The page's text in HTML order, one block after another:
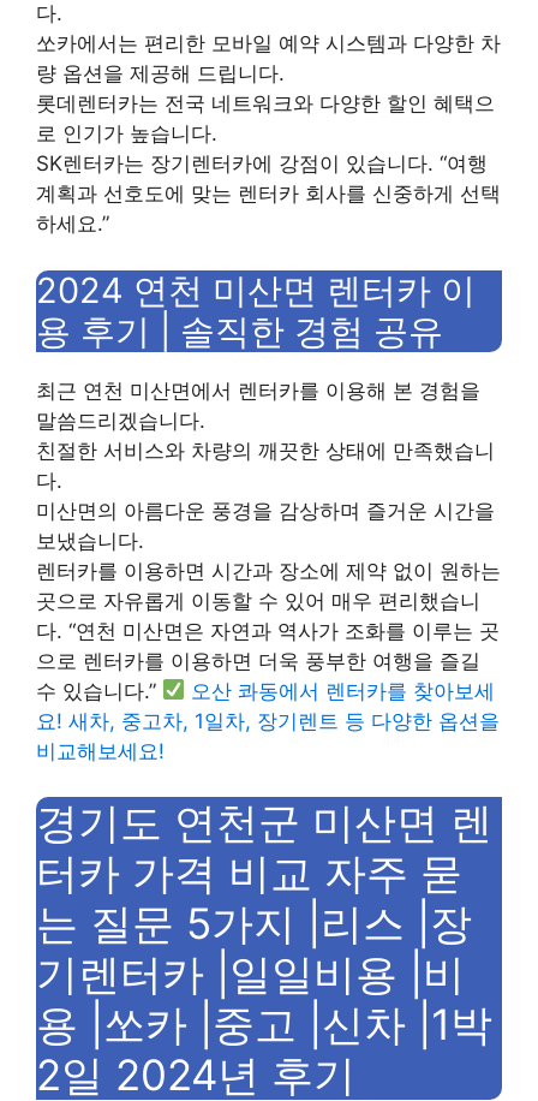
다.
쏘카에서는 편리한 모바일 예약 시스템과 다양한 차
량 옵션을 제공해 드립니다.
롯데렌터카는 전국 네트워크와 다양한 할인 혜택으
로 인기가 높습니다.
SK렌터카는 장기렌터카에 강점이 있습니다. “여행
계획과 선호도에 맞는 렌터카 회사를 신중하게 선택
하세요.”
2024 연천 미산면 렌터카 이
용 후기 | 솔직한 경험 공유
최근 연천 미산면에서 렌터카를 이용해 본 경험을
말씀드리겠습니다.
친절한 서비스와 차량의 깨끗한 상태에 만족했습니
다.
미산면의 아름다운 풍경을 감상하며 즐거운 시간을
보냈습니다.
렌터카를 이용하면 시간과 장소에 제약 없이 원하는
곳으로 자유롭게 이동할 수 있어 매우 편리했습니
다. “연천 미산면은 자연과 역사가 조화를 이루는 곳
으로 렌터카를 이용하면 더욱 풍부한 여행을 즐길
수 있습니다.”
오산 콰동에서 렌터카를 찾아보세
요! 새차, 중고차, 1일차, 장기렌트 등 다양한 옵션을
비교해보세요!
경기도 연천군 미산면 렌
터카 가격 비교 자주 묻
는 질문 5가지 |리스 |장
기렌터카 |일일비용 |비
용 |쏘카 |중고 |신차 |1박
2일 2024년 후기